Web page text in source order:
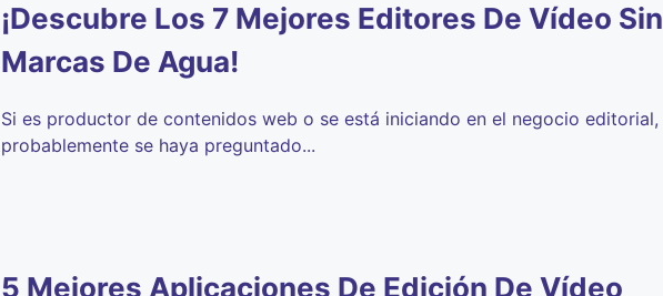
¡Descubre Los 7 Mejores Editores De Vídeo Sin
Marcas De Agua!
Si es productor de contenidos web o se está iniciando en el negocio editorial,
probablemente se haya preguntado...
5 Mejores Aplicaciones De Edición De Vídeo